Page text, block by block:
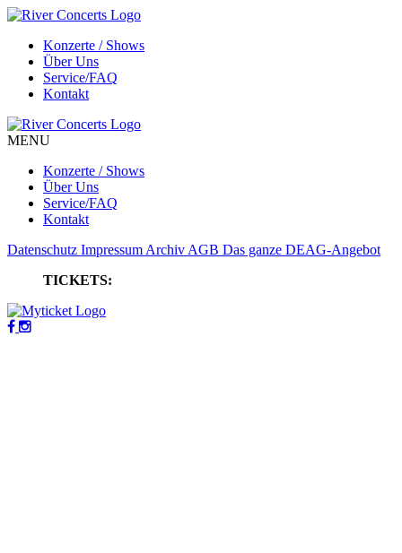
Konzerte / Shows
Über Uns
Service/FAQ
Kontakt
MENU
Konzerte / Shows
Über Uns
Service/FAQ
Kontakt
Datenschutz Impressum Archiv AGB Das ganze DEAG-Angebot
TICKETS: